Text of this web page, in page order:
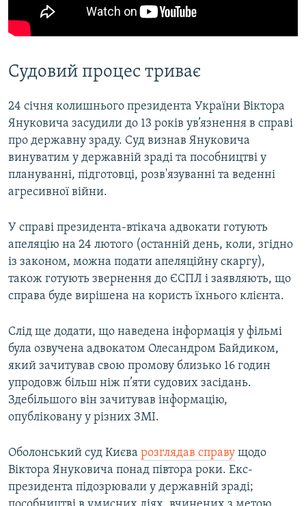
Судовий процес триває
24 січня колишнього президента України Віктора
Януковича засудили до 13 років ув’язнення в справі
про державну зраду. Суд визнав Януковича
винуватим у державній зраді та пособництві у
плануванні, підготовці, розв'язуванні та веденні
агресивної війни.
У справі президента-втікача адвокати готують
апеляцію на 24 лютого (останній день, коли, згідно
із законом, можна подати апеляційну скаргу),
також готують звернення до ЄСПЛ і заявляють, що
справа буде вирішена на користь їхнього клієнта.
Слід ще додати, що наведена інформація у фільмі
була озвучена адвокатом Олесандром Байдиком,
який зачитував свою промову близько 16 годин
упродовж більш ніж п’яти судових засідань.
Здебільшого він зачитував інформацію,
опубліковану у різних ЗМІ.
Оболонський суд Києва розглядав справу щодо
Віктора Януковича понад півтора роки. Екс-
президента підозрювали у державній зраді;